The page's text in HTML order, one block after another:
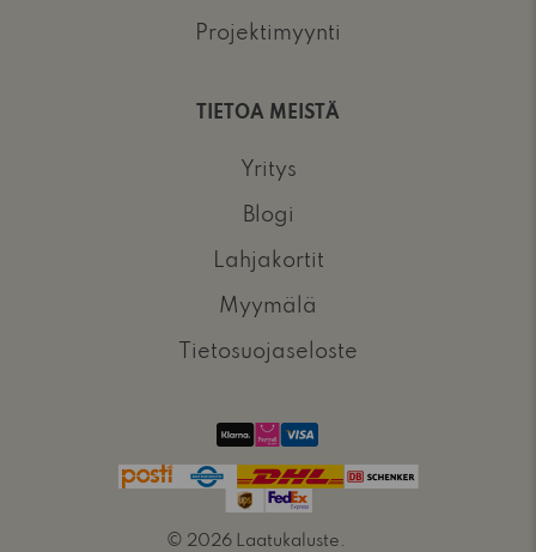
Projektimyynti
TIETOA MEISTÄ
Yritys
Blogi
Lahjakortit
Myymälä
Tietosuojaseloste
© 2026 Laatukaluste